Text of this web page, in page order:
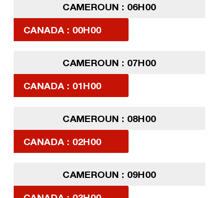
CAMEROUN : 06H00
CANADA : 00H00
CAMEROUN : 07H00
CANADA : 01H00
CAMEROUN : 08H00
CANADA : 02H00
CAMEROUN : 09H00